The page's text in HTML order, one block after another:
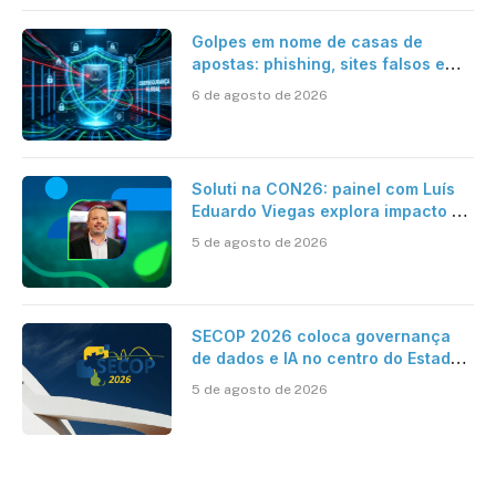
Golpes em nome de casas de
apostas: phishing, sites falsos e
6 de agosto de 2026
Soluti na CON26: painel com Luís
Eduardo Viegas explora impacto de
Contabilidade
5 de agosto de 2026
SECOP 2026 coloca governança
de dados e IA no centro do Estado
5 de agosto de 2026